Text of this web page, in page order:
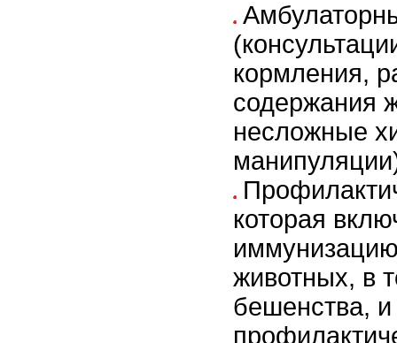
кормления,
содержания
несложные
которая
животных, в
бешенства,